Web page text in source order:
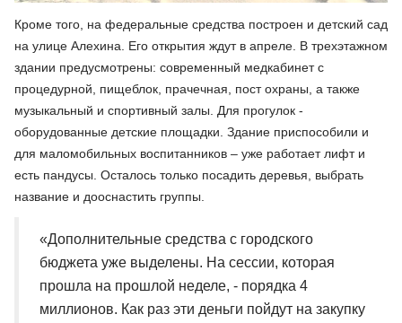
Кроме того, на федеральные средства построен и детский сад
на улице Алехина. Его открытия ждут в апреле. В трехэтажном
здании предусмотрены: современный медкабинет с
процедурной, пищеблок, прачечная, пост охраны, а также
музыкальный и спортивный залы. Для прогулок -
оборудованные детские площадки. Здание приспособили и
для маломобильных воспитанников – уже работает лифт и
есть пандусы. Осталось только посадить деревья, выбрать
название и дооснастить группы.
«Дополнительные средства с городского
бюджета уже выделены. На сессии, которая
прошла на прошлой неделе, - порядка 4
миллионов. Как раз эти деньги пойдут на закупку